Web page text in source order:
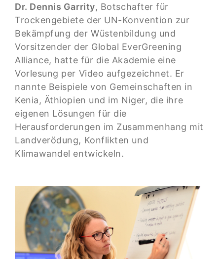
Dr. Dennis Garrity, Botschafter für
Trockengebiete der UN-Konvention zur
Bekämpfung der Wüstenbildung und
Vorsitzender der Global EverGreening
Alliance, hatte für die Akademie eine
Vorlesung per Video aufgezeichnet. Er
nannte Beispiele von Gemeinschaften in
Kenia, Äthiopien und im Niger, die ihre
eigenen Lösungen für die
Herausforderungen im Zusammenhang mit
Landverödung, Konflikten und
Klimawandel entwickeln.